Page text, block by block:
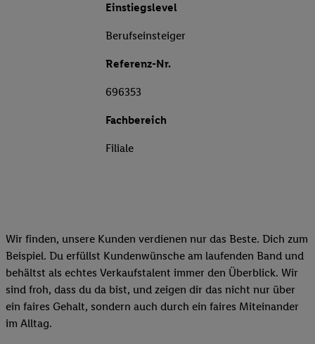
Einstiegslevel
Berufseinsteiger
Referenz-Nr.
696353
Fachbereich
Filiale
Wir finden, unsere Kunden verdienen nur das Beste. Dich zum
Beispiel. Du erfüllst Kundenwünsche am laufenden Band und
behältst als echtes Verkaufstalent immer den Überblick. Wir
sind froh, dass du da bist, und zeigen dir das nicht nur über
ein faires Gehalt, sondern auch durch ein faires Miteinander
im Alltag.